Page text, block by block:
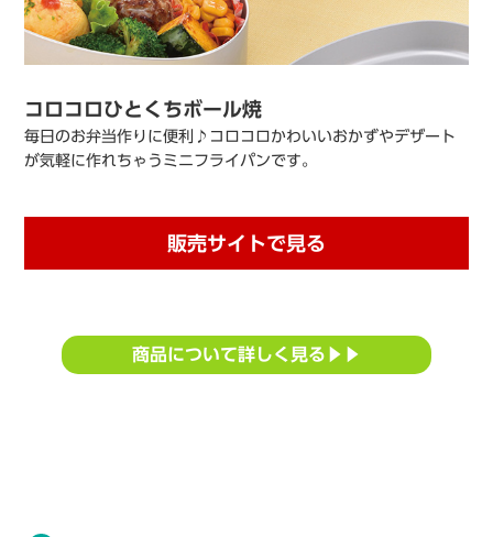
コロコロひとくちボール焼
毎日のお弁当作りに便利♪コロコロかわいいおかずやデザート
が気軽に作れちゃうミニフライパンです。
販売サイトで見る
商品について詳しく見る▶▶